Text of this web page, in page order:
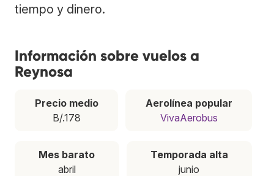
tiempo y dinero.
Información sobre vuelos a
Reynosa
Precio medio
B/.178
Aerolínea popular
VivaAerobus
Mes barato
abril
Temporada alta
junio